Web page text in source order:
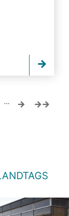
…